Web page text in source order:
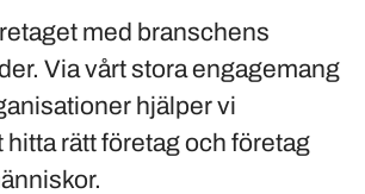
med branschens
Via vårt stora engagemang
hjälper vi
hitta rätt företag och företag